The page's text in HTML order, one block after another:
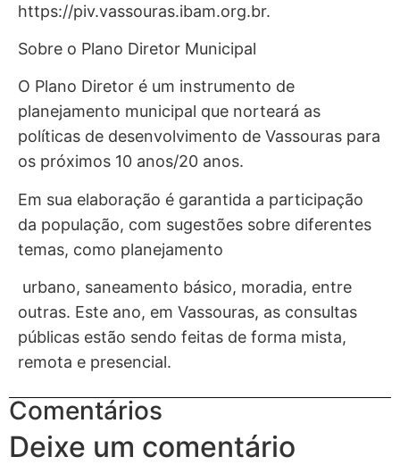
https://piv.vassouras.ibam.org.br.
Sobre o Plano Diretor Municipal
O Plano Diretor é um instrumento de
planejamento municipal que norteará as
políticas de desenvolvimento de Vassouras para
os próximos 10 anos/20 anos.
Em sua elaboração é garantida a participação
da população, com sugestões sobre diferentes
temas, como planejamento
urbano, saneamento básico, moradia, entre
outras. Este ano, em Vassouras, as consultas
públicas estão sendo feitas de forma mista,
remota e presencial.
Comentários
Deixe um comentário